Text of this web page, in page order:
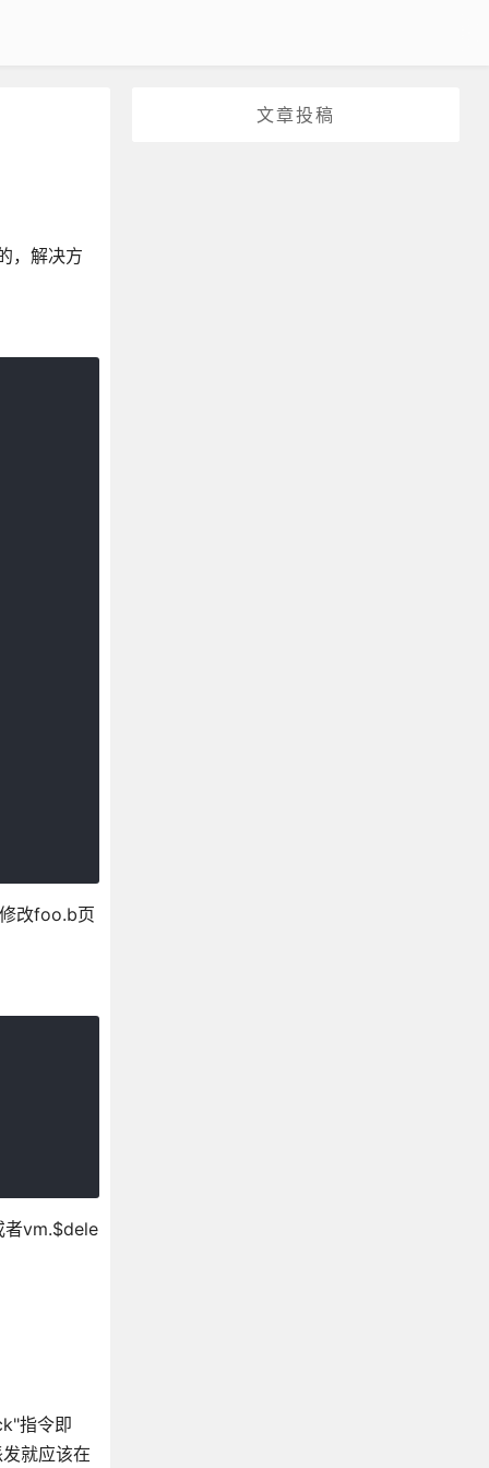
文章投稿
，解决方
改foo.b页
者vm.$dele
指令即
就应该在